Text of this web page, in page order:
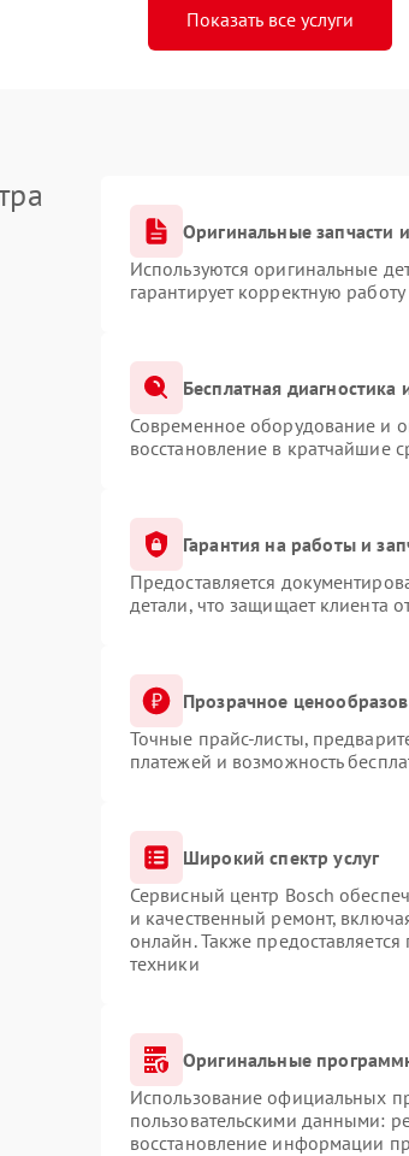
Показать все услуги
Оригинальные запчасти
Используются оригинальные
гарантирует корректную
Бесплатная
Современное оборудование и
восстановление в кратчайшие
Гарантия на работы и
Предоставляется
детали, что защищает клиента
Прозрачное
Точные прайс-листы,
платежей и возможность
Широкий спектр услуг
Сервисный центр Bosch
и качественный ремонт,
онлайн. Также
техники
Оригинальные
Использование официальных
пользовательскими данными:
восстановление информации